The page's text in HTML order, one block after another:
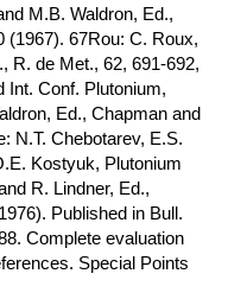
M.B. Waldron, Ed.,
(1967). 67Rou: C. Roux,
R. de Met., 62, 691-692,
Int. Conf. Plutonium,
Ed., Chapman and
N.T. Chebotarev, E.S.
Kostyuk, Plutonium
R. Lindner, Ed.,
Published in Bull.
Complete evaluation
Special Points